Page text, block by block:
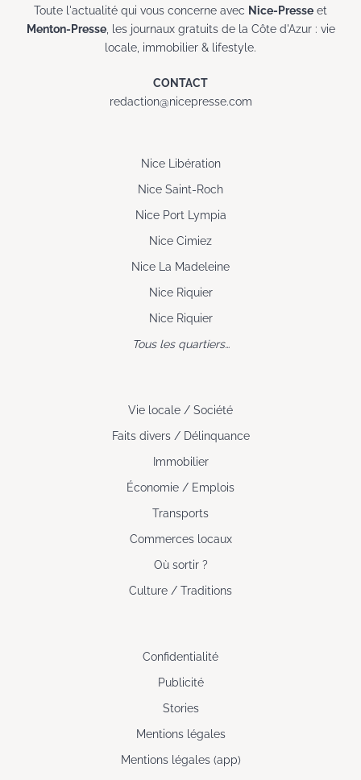
Toute l'actualité qui vous concerne avec Nice-Presse et
Menton-Presse, les journaux gratuits de la Côte d'Azur : vie
locale, immobilier & lifestyle.
CONTACT
redaction@nicepresse.com
Nice Libération
Nice Saint-Roch
Nice Port Lympia
Nice Cimiez
Nice La Madeleine
Nice Riquier
Nice Riquier
Tous les quartiers…
Vie locale / Société
Faits divers / Délinquance
Immobilier
Économie / Emplois
Transports
Commerces locaux
Où sortir ?
Culture / Traditions
Confidentialité
Publicité
Stories
Mentions légales
Mentions légales (app)